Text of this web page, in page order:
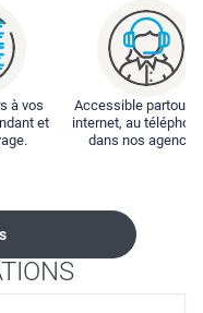
à vos
et
Accessible partout :
internet, au
dans nos